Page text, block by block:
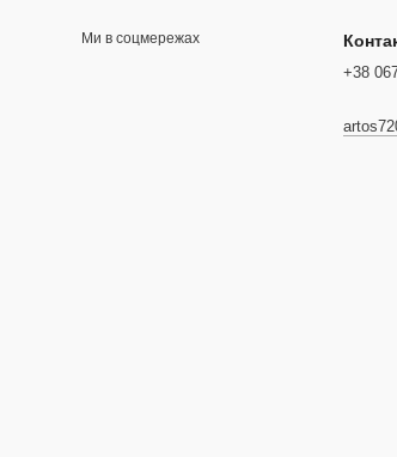
Ми в соцмережах
+38